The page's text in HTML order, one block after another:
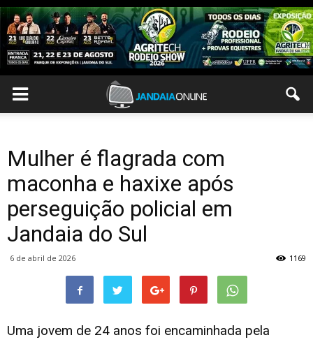
Mulher é flagrada com
maconha e haxixe após
perseguição policial em
Jandaia do Sul
6 de abril de 2026 1169
Uma jovem de 24 anos foi encaminhada pela